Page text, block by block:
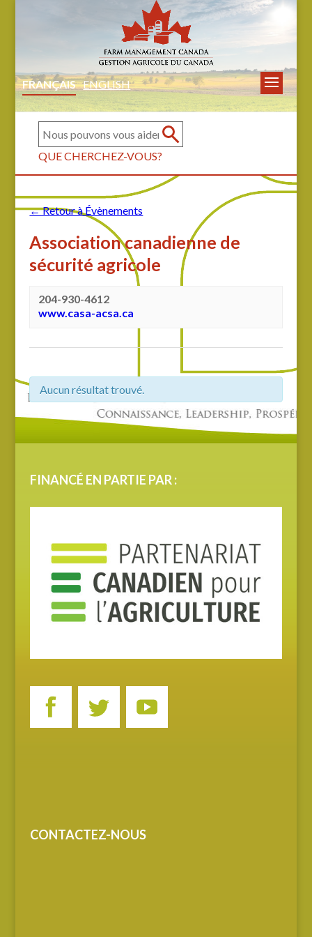
FRANÇAIS ENGLISH
QUE CHERCHEZ-VOUS?
← Retour à Évènements
Association canadienne de
sécurité agricole
204-930-4612
www.casa-acsa.ca
Aucun résultat trouvé.
FINANCÉ EN PARTIE PAR :
CONTACTEZ-NOUS